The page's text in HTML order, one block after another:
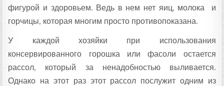
фигурой и здоровьем. Ведь в нем нет яиц, молока и
горчицы, которая многим просто противопоказана.
У каждой хозяйки при использования
консервированного горошка или фасоли остается
рассол, который за ненадобностью выливается.
Однако на этот раз этот рассол послужит одним из